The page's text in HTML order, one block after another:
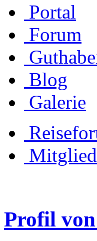
Portal
Forum
Blog
Galerie
Profil